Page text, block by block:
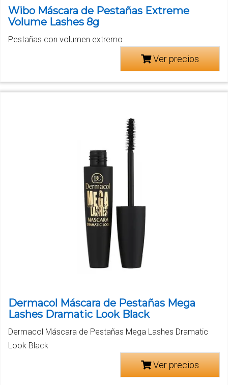
Wibo Máscara de Pestañas Extreme
Volume Lashes 8g
Pestañas con volumen extremo
Ver precios
Dermacol Máscara de Pestañas Mega
Lashes Dramatic Look Black
Dermacol Máscara de Pestañas Mega Lashes Dramatic
Look Black
Ver precios